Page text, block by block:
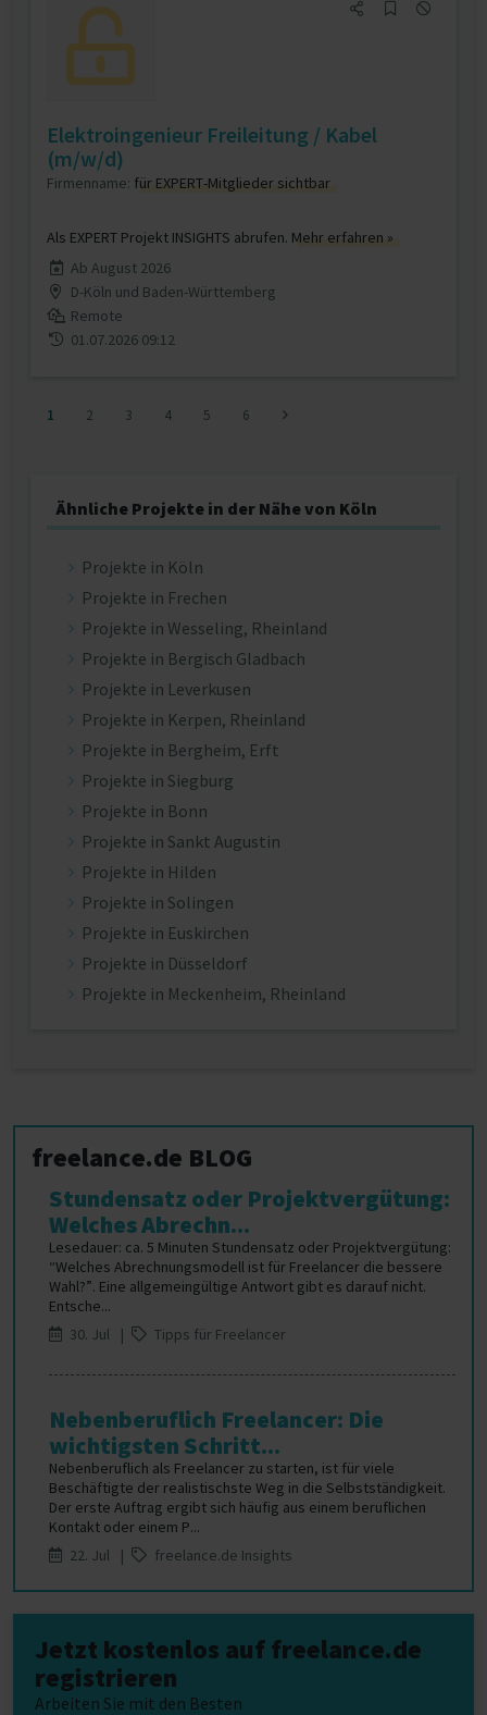
Elektroingenieur Freileitung / Kabel
(m/w/d)
Firmenname: für EXPERT-Mitglieder sichtbar
Als EXPERT Projekt INSIGHTS abrufen. Mehr erfahren »
Ab August 2026
D-Köln und Baden-Württemberg
Remote
01.07.2026 09:12
1 2 3 4 5 6
Ähnliche Projekte in der Nähe von Köln
Projekte in Köln
Projekte in Frechen
Projekte in Wesseling, Rheinland
Projekte in Bergisch Gladbach
Projekte in Leverkusen
Projekte in Kerpen, Rheinland
Projekte in Bergheim, Erft
Projekte in Siegburg
Projekte in Bonn
Projekte in Sankt Augustin
Projekte in Hilden
Projekte in Solingen
Projekte in Euskirchen
Projekte in Düsseldorf
Projekte in Meckenheim, Rheinland
freelance.de BLOG
Stundensatz oder Projektvergütung:
Welches Abrechn...
Lesedauer: ca. 5 Minuten Stundensatz oder Projektvergütung:
“Welches Abrechnungsmodell ist für Freelancer die bessere
Wahl?”. Eine allgemeingültige Antwort gibt es darauf nicht.
Entsche...
30. Jul |
Tipps für Freelancer
Nebenberuflich Freelancer: Die
wichtigsten Schritt...
Nebenberuflich als Freelancer zu starten, ist für viele
Beschäftigte der realistischste Weg in die Selbstständigkeit.
Der erste Auftrag ergibt sich häufig aus einem beruflichen
Kontakt oder einem P...
22. Jul |
freelance.de Insights
Jetzt kostenlos auf freelance.de
registrieren
Arbeiten Sie mit den Besten